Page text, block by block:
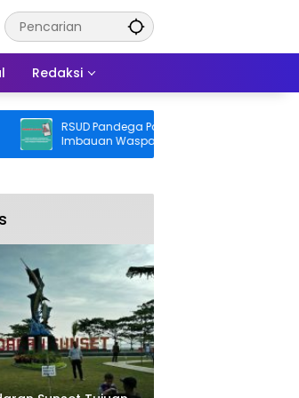
Redaksi
RSUD Pandega Pangandaran Keluarkan
Imbauan Waspada Penipuan